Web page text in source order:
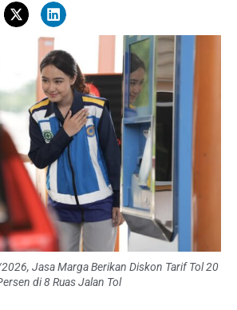
Jasa Marga Berikan Diskon Tarif Tol 20
di 8 Ruas Jalan Tol